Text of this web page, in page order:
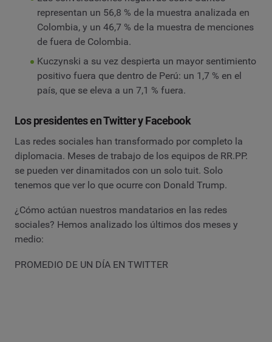
representan un 56,8 % de la muestra analizada en
Colombia, y un 46,7 % de la muestra de menciones
de fuera de Colombia.
Kuczynski a su vez despierta un mayor sentimiento
positivo fuera que dentro de Perú: un 1,7 % en el
país, que se eleva a un 7,1 % fuera.
Los presidentes en Twitter y Facebook
Las redes sociales han transformado por completo la
diplomacia. Meses de trabajo de los equipos de RR.PP.
se pueden ver dinamitados con un solo tuit. Solo
tenemos que ver lo que ocurre con Donald Trump.
¿Cómo actúan nuestros mandatarios en las redes
sociales? Hemos analizado los últimos dos meses y
medio:
PROMEDIO DE UN DÍA EN TWITTER